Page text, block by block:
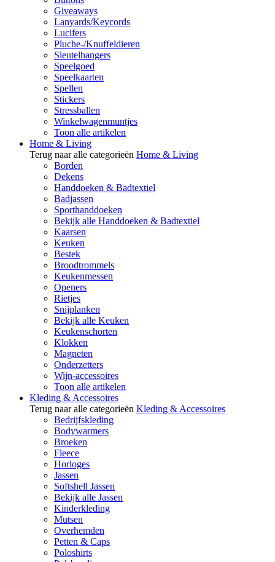
Giveaways
Lanyards/Keycords
Lucifers
Pluche-/Knuffeldieren
Sleutelhangers
Speelgoed
Speelkaarten
Spellen
Stickers
Stressballen
Winkelwagenmuntjes
Toon alle artikelen
Home & Living
Terug naar alle categorieën Home & Living
Borden
Dekens
Handdoeken & Badtextiel
Badjassen
Sporthanddoeken
Bekijk alle Handdoeken & Badtextiel
Kaarsen
Keuken
Bestek
Broodtrommels
Keukenmessen
Openers
Rietjes
Snijplanken
Bekijk alle Keuken
Keukenschorten
Klokken
Magneten
Onderzetters
Wijn-accessoires
Toon alle artikelen
Kleding & Accessoires
Terug naar alle categorieën Kleding & Accessoires
Bedrijfskleding
Bodywarmers
Broeken
Fleece
Horloges
Jassen
Softshell Jassen
Bekijk alle Jassen
Kinderkleding
Mutsen
Overhemden
Petten & Caps
Poloshirts